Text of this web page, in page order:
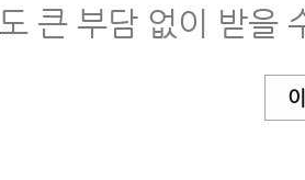
큰 부담 없이 받을